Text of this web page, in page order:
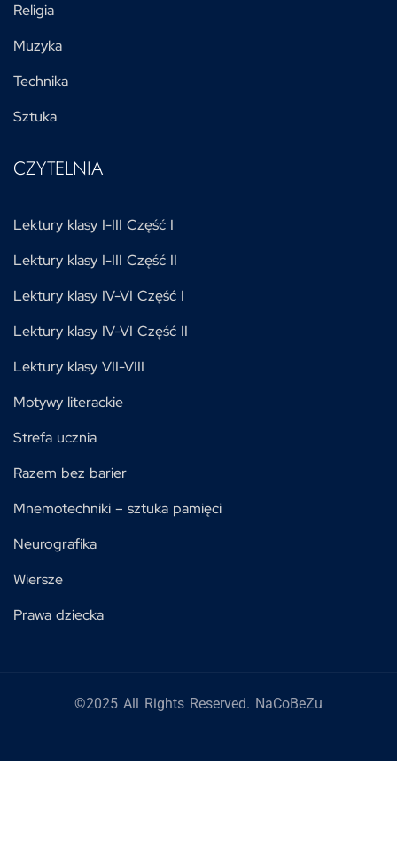
Religia
Muzyka
Technika
Sztuka
CZYTELNIA
Lektury klasy I-III Część I
Lektury klasy I-III Część II
Lektury klasy IV-VI Część I
Lektury klasy IV-VI Część II
Lektury klasy VII-VIII
Motywy literackie
Strefa ucznia
Razem bez barier
Mnemotechniki – sztuka pamięci
Neurografika
Wiersze
Prawa dziecka
©2025 All Rights Reserved. NaCoBeZu